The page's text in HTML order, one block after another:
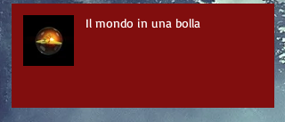
Il mondo in una bolla